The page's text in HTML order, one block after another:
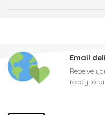
Email
Receive
ready to